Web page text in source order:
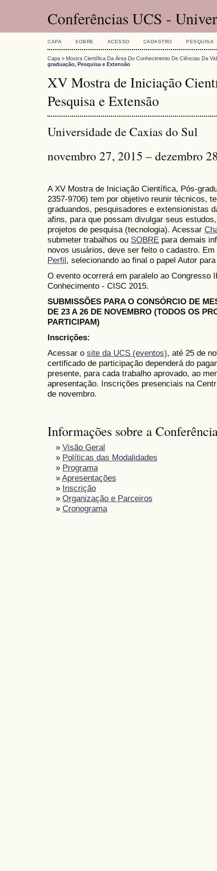
Conferências UCS -
CAPA SOBRE ACESSO CADASTRO PESQUISA
Capa > Mostra Científica Da Área Do Conhecimento De Ciências Da
graduação, Pesquisa e Extensão
XV Mostra de Iniciação
Pesquisa e Extensão
Universidade de Caxias do Sul
novembro 27, 2015 – dezembro
A XV Mostra de Iniciação Científica, Pós-
2357-9706) tem por objetivo reunir técnicos,
graduandos, pesquisadores e extensionistas
afins, para que possam divulgar seus
projetos de pesquisa (tecnologia). Acessar
submeter trabalhos ou SOBRE para demais
novos usuários, deve ser feito o cadastro.
Perfil, selecionando ao final o papel Autor
O evento ocorrerá em paralelo ao Congresso
Conhecimento - CISC 2015.
SUBMISSÕES PARA O CONSÓRCIO DE
DE 23 A 26 DE NOVEMBRO (TODOS OS
PARTICIPAM)
Inscrições:
Acessar o site da UCS (eventos), até 25 de
certificado de participação dependerá do
presente, para cada trabalho aprovado, ao
apresentação. Inscrições presenciais na
de novembro.
Informações sobre a
» Visão Geral
» Políticas das Modalidades
» Programa
» Apresentações
» Inscrição
» Organização e Parceiros
» Cronograma